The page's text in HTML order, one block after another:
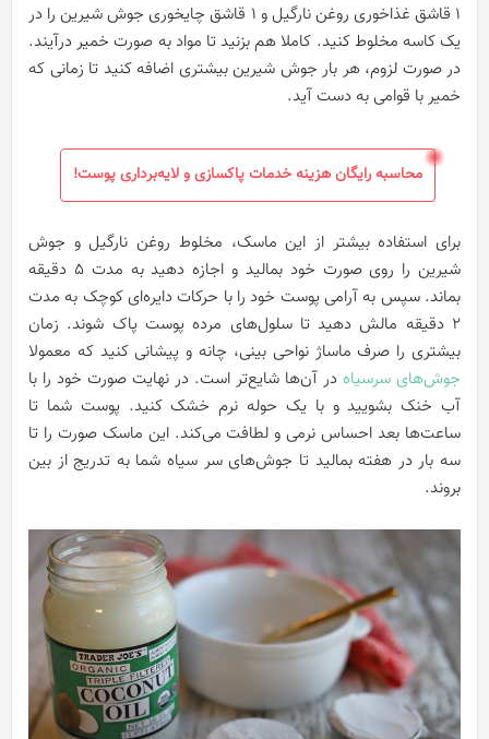
1 قاشق غذاخوری روغن نارگیل و 1 قاشق چایخوری جوش شیرین را در
یک کاسه مخلوط کنید. کاملا هم بزنید تا مواد به صورت خمیر درآیند.
در صورت لزوم، هر بار جوش شیرین بیشتری اضافه کنید تا زمانی که
خمیر با قوامی به دست آید.
محاسبه رایگان هزینه خدمات پاکسازی و لایه‌برداری پوست!
برای استفاده بیشتر از این ماسک، مخلوط روغن نارگیل و جوش
شیرین را روی صورت خود بمالید و اجازه دهید به مدت 5 دقیقه
بماند. سپس به آرامی پوست خود را با حرکات دایره‌ای کوچک به مدت
2 دقیقه مالش دهید تا سلول‌های مرده پوست پاک شوند. زمان
بیشتری را صرف ماساژ نواحی بینی، چانه و پیشانی کنید که معمولا
جوش‌های سرسیاه در آن‌ها شایع‌تر است. در نهایت صورت خود را با
آب خنک بشویید و با یک حوله نرم خشک کنید. پوست شما تا
ساعت‌ها بعد احساس نرمی و لطافت می‌کند. این ماسک صورت را تا
سه بار در هفته بمالید تا جوش‌های سر سیاه شما به تدریج از بین
بروند.